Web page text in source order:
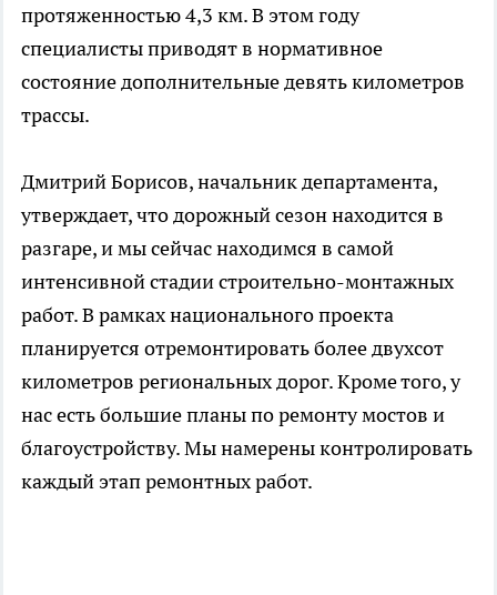
протяженностью 4,3 км. В этом году
специалисты приводят в нормативное
состояние дополнительные девять километров
трассы.
Дмитрий Борисов, начальник департамента,
утверждает, что дорожный сезон находится в
разгаре, и мы сейчас находимся в самой
интенсивной стадии строительно-монтажных
работ. В рамках национального проекта
планируется отремонтировать более двухсот
километров региональных дорог. Кроме того, у
нас есть большие планы по ремонту мостов и
благоустройству. Мы намерены контролировать
каждый этап ремонтных работ.